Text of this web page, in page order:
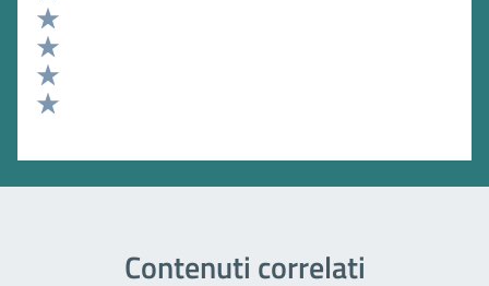
Valuta 5 stelle su 5
Valuta 4 stelle su 5
Valuta 3 stelle su 5
Valuta 2 stelle su 5
Contenuti correlati